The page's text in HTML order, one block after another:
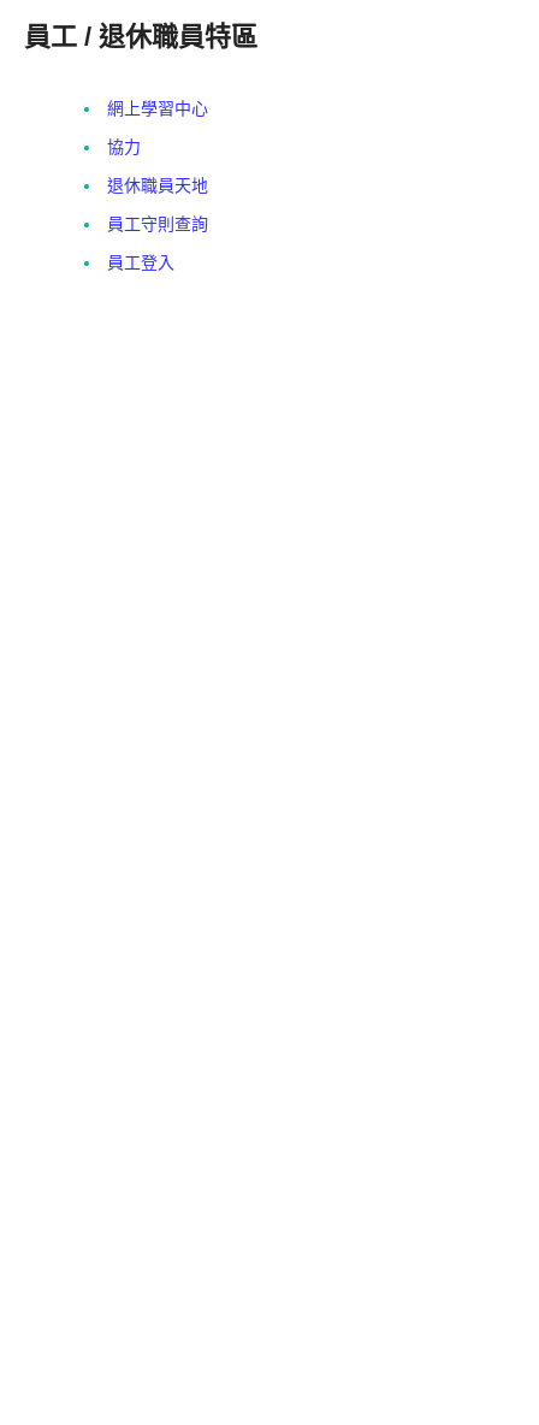
員工 / 退休職員特區
網上學習中心
協力
退休職員天地
員工守則查詢
員工登入